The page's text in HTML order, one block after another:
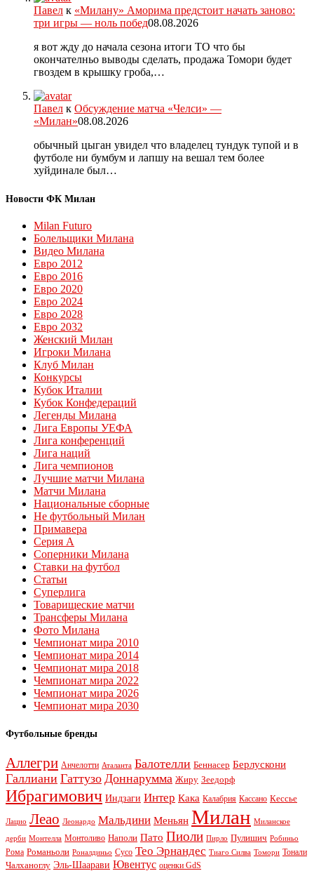
Павел к «Милану» Аморима предстоит начать заново:
три игры — ноль побед08.08.2026
я вот жду до начала сезона итоги ТО что бы
окончателньо выводы сделать, продажа Томори будет
гвоздем в крышку гроба,…
Павел к Обсуждение матча «Челси» —
«Милан»08.08.2026
обычный цыган увидел что владелец тундук тупой и в
футболе ни бумбум и лапшу на вешал тем более
хуйдинале был…
Новости ФК Милан
Milan Futuro
Болельщики Милана
Видео Милана
Евро 2012
Евро 2016
Евро 2020
Евро 2024
Евро 2028
Евро 2032
Женский Милан
Игроки Милана
Клуб Милан
Конкурсы
Кубок Италии
Кубок Конфедераций
Легенды Милана
Лига Европы УЕФА
Лига конференций
Лига наций
Лига чемпионов
Лучшие матчи Милана
Матчи Милана
Национальные сборные
Не футбольный Милан
Примавера
Серия А
Соперники Милана
Ставки на футбол
Статьи
Суперлига
Товарищеские матчи
Трансферы Милана
Фото Милана
Чемпионат мира 2010
Чемпионат мира 2014
Чемпионат мира 2018
Чемпионат мира 2022
Чемпионат мира 2026
Чемпионат мира 2030
Футбольные бренды
Аллегри Анчелотти Аталанта Балотелли Беннасер Берлускони
Галлиани Гаттузо Доннарумма Жиру Зеедорф
Ибрагимович Индзаги Интер Кака Калабрия Кассано Кессье
Лацио Леао Леонардо Мальдини Меньян Милан Миланское
дерби Монтелла Монтоливо Наполи Пато Пиоли Пирло Пулишич Робиньо
Рома Романьоли Роналдиньо Сусо Тео Эрнандес Тиаго Силва Томори Тонали
Чалханоглу Эль-Шаарави Ювентус оценки GdS